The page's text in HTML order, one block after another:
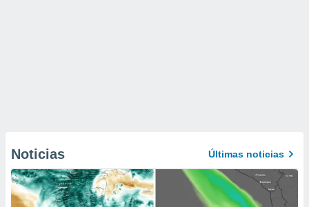
Noticias Últimas noticias